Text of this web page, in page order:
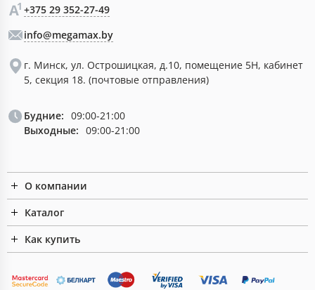
+375 29 352-27-49
info@megamax.by
г. Минск, ул. Острошицкая, д.10, помещение 5Н, кабинет
5, секция 18. (почтовые отправления)
Будние: 09:00-21:00
Выходные: 09:00-21:00
О компании
Каталог
Как купить